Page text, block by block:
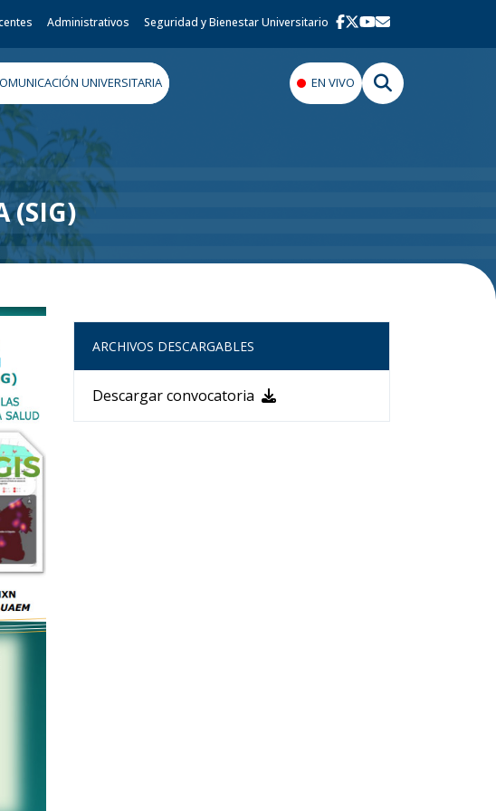
Administrativos Seguridad y Bienestar Universitario
UNIVERSITARIA EN VIVO
(SIG)
ARCHIVOS DESCARGABLES
Descargar convocatoria